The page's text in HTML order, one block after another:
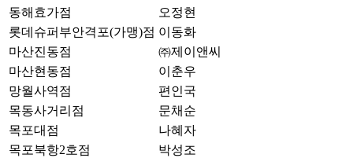
동해효가점
오정현
롯데슈퍼부안격포(가맹)점 이동화
마산진동점
㈜제이앤씨
마산현동점
이춘우
망월사역점
편인국
목동사거리점
문채순
목포대점
나혜자
목포북항2호점
박성조